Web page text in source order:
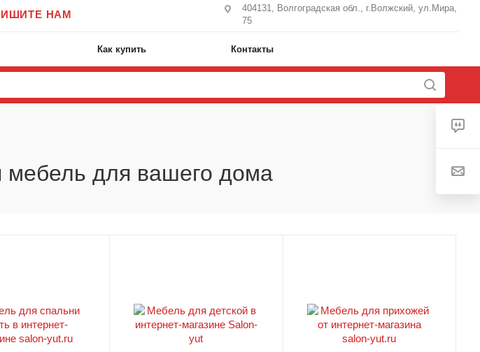
НАМ
404131, Волгоградская обл., г.Волжский, ул.Мира,
75
Как купить Контакты
мебель для вашего дома